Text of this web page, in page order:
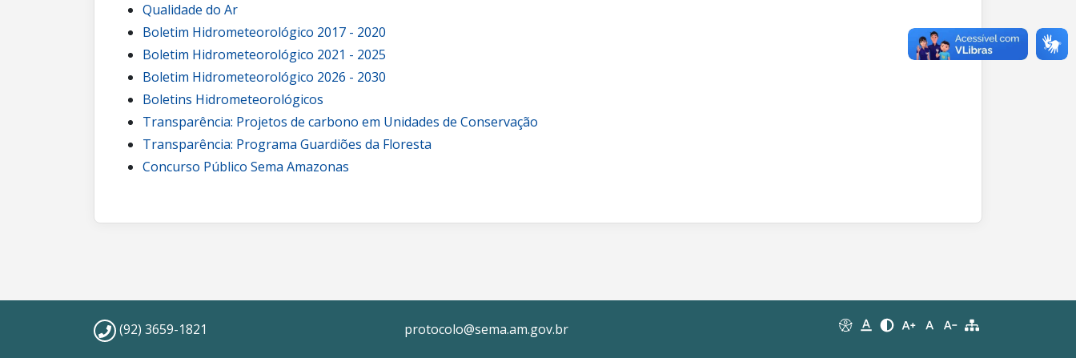
Qualidade do Ar
Boletim Hidrometeorológico 2017 - 2020
Boletim Hidrometeorológico 2021 - 2025
Boletim Hidrometeorológico 2026 - 2030
Boletins Hidrometeorológicos
Transparência: Projetos de carbono em Unidades de Conservação
Transparência: Programa Guardiões da Floresta
Concurso Público Sema Amazonas
(92) 3659-1821 protocolo@sema.am.gov.br